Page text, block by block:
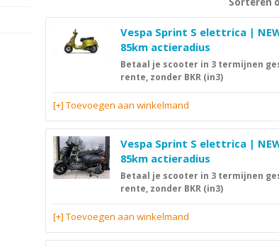
Vespa Sprint S elettrica |
85km actieradius
Betaal je scooter in 3 termijnen
rente, zonder BKR (in3)
[+] Toevoegen aan winkelmand
Vespa Sprint S elettrica |
85km actieradius
Betaal je scooter in 3 termijnen
rente, zonder BKR (in3)
[+] Toevoegen aan winkelmand